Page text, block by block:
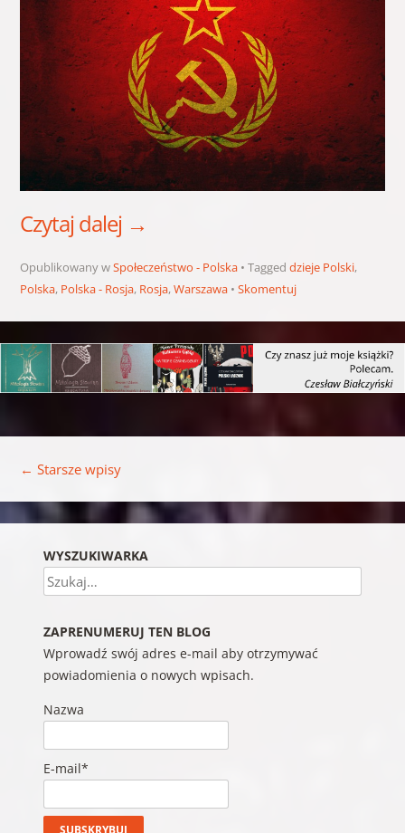
Czytaj dalej →
Opublikowany wSpołeczeństwo - Polska Tagged dzieje Polski,
Polska, Polska - Rosja, Rosja,Warszawa Skomentuj
← Starsze wpisy
WYSZUKIWARKA
Szukaj
ZAPRENUMERUJ TEN BLOG
Wprowadź swój adres e-mail aby otrzymywać
powiadomienia o nowych wpisach.
Nazwa
E-mail*